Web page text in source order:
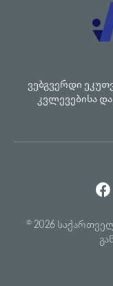
ვებგვერდი
კვლევებისა
© 2026